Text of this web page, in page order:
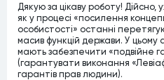
Дякую за цікаву роботу!
як у процесі «посилення
особистості» останні
масив функцій держави. У цьому
мають забезпечити «подвійне
(гарантувати виконання
гарантів прав людини).